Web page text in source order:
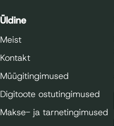
Üldine
Meist
Kontakt
Müügitingimused
Digitoote ostutingimused
Makse- ja tarnetingimused